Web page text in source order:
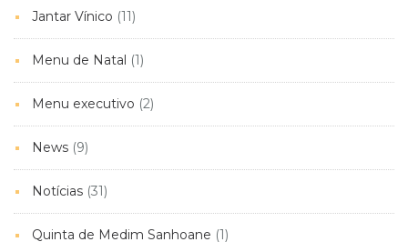
Jantar Vínico (11)
Menu de Natal (1)
Menu executivo (2)
News (9)
Notícias (31)
Quinta de Medim Sanhoane (1)